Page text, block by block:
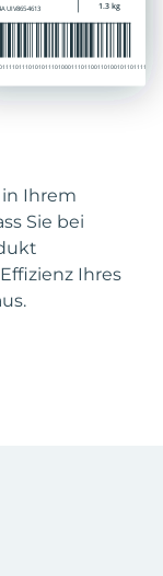
Ihrem
Sie bei
Ihres